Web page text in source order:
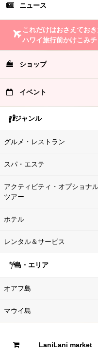
ニュース
これだけはおさえておき
ハワイ旅行前かけこみチ
ショップ
イベント
ジャンル
グルメ・レストラン
スパ・エステ
アクティビティ・オプショナ
ツアー
ホテル
レンタル＆サービス
島・エリア
オアフ島
マウイ島
LaniLani market